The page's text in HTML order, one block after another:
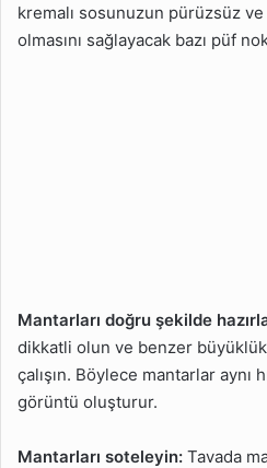
kremalı sosunuzun pürüzsüz
olmasını sağlayacak bazı püf
Mantarları doğru şekilde
dikkatli olun ve benzer
çalışın. Böylece mantarlar aynı
görüntü oluşturur.
Mantarları soteleyin: Tavada